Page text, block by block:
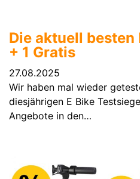
Die aktuell
+ 1 Gratis
27.08.2025
Wir haben mal wieder
diesjährigen E Bike
Angebote in den…